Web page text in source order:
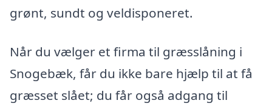
grønt, sundt og veldisponeret.
Når du vælger et firma til græsslåning i
Snogebæk, får du ikke bare hjælp til at få
græsset slået; du får også adgang til